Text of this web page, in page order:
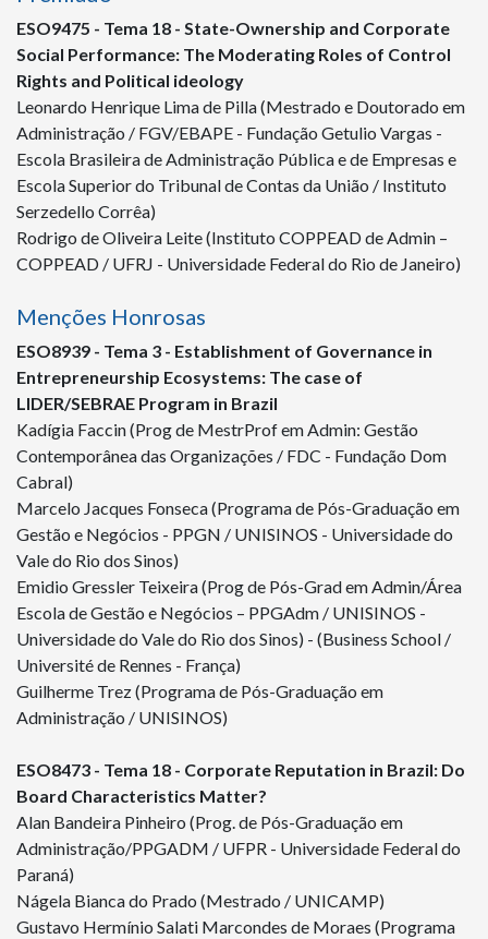
ESO9475 - Tema 18 - State-Ownership and Corporate
Social Performance: The Moderating Roles of Control
Rights and Political ideology
Leonardo Henrique Lima de Pilla (Mestrado e Doutorado em
Administração / FGV/EBAPE - Fundação Getulio Vargas -
Escola Brasileira de Administração Pública e de Empresas e
Escola Superior do Tribunal de Contas da União / Instituto
Serzedello Corrêa)
Rodrigo de Oliveira Leite (Instituto COPPEAD de Admin –
COPPEAD / UFRJ - Universidade Federal do Rio de Janeiro)
Menções Honrosas
ESO8939 - Tema 3 - Establishment of Governance in
Entrepreneurship Ecosystems: The case of
LIDER/SEBRAE Program in Brazil
Kadígia Faccin (Prog de MestrProf em Admin: Gestão
Contemporânea das Organizações / FDC - Fundação Dom
Cabral)
Marcelo Jacques Fonseca (Programa de Pós-Graduação em
Gestão e Negócios - PPGN / UNISINOS - Universidade do
Vale do Rio dos Sinos)
Emidio Gressler Teixeira (Prog de Pós-Grad em Admin/Área
Escola de Gestão e Negócios – PPGAdm / UNISINOS -
Universidade do Vale do Rio dos Sinos) - (Business School /
Université de Rennes - França)
Guilherme Trez (Programa de Pós-Graduação em
Administração / UNISINOS)
ESO8473 - Tema 18 - Corporate Reputation in Brazil: Do
Board Characteristics Matter?
Alan Bandeira Pinheiro (Prog. de Pós-Graduação em
Administração/PPGADM / UFPR - Universidade Federal do
Paraná)
Nágela Bianca do Prado (Mestrado / UNICAMP)
Gustavo Hermínio Salati Marcondes de Moraes (Programa